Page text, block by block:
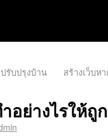
รับปรุงบ้าน
สร้างเว็บ
อย่างไรให้ถู